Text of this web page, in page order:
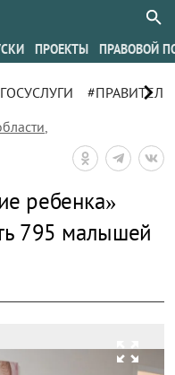
ПРОЕКТЫ ПРАВОВОЙ
chevron_right
,
ребенка»
795 малышей
zoom_out_map